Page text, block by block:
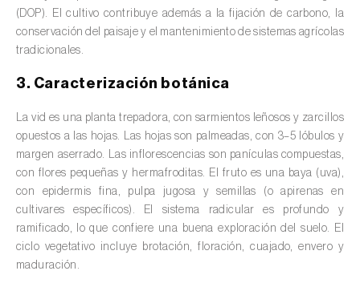
Áreas no cultivadas (
Aromáticas, condimentarias y medicinales
Coriandrum, Petroselinum, Mentha, Ocimum,
Melissa, Pimpinella, Rosmarinus e outras)
Arroz (Oryza spp.)
Avellano ( Corylus avellana L.)
Avena (Avena sativa)
Batata dulce ( Ipomoea batatas
(DOP). El cultivo contribuye además a la fijación de carbono, la
conservación del paisaje y el mantenimiento de sistemas agrícolas
tradicionales.
3. Caracterización botánica
La vid es una planta trepadora, con sarmientos leñosos y zarcillos
opuestos a las hojas. Las hojas son palmeadas, con 3–5 lóbulos y
margen aserrado. Las inflorescencias son panículas compuestas,
con flores pequeñas y hermafroditas. El fruto es una baya (uva),
con epidermis fina, pulpa jugosa y semillas (o apirenas en
cultivares específicos). El sistema radicular es profundo y
ramificado, lo que confiere una buena exploración del suelo. El
ciclo vegetativo incluye brotación, floración, cuajado, envero y
maduración.